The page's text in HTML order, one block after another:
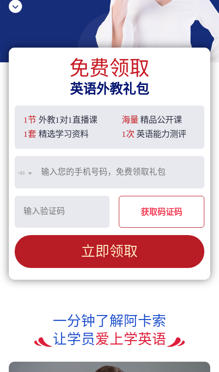
免费领取
英语外教礼包
1节 外教1对1直播课 海量 精品公开课
1套 精选学习资料 1次 英语能力测评
+86
获取码证码
立即领取
一分钟了解阿卡索
让学员爱上学英语